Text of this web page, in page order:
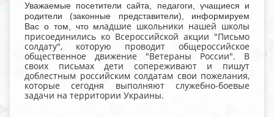
Уважаемые посетители сайта, педагоги, учащиеся и
родители (законные представители), информируем
Вас о том, что младшие школьники нашей школы
присоединились ко Всероссийской акции "Письмо
солдату", которую проводит общероссийское
общественное движение "Ветераны России". В
своих письмах дети сопереживают и пишут
доблестным российским солдатам свои пожелания,
которые сегодня выполняют служебно-боевые
задачи на территории Украины.